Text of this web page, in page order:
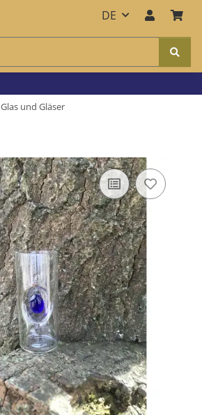
DE
Glas und Gläser